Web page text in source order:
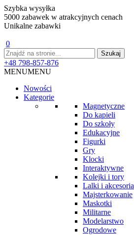
Szybka wysyłka
5000 zabawek w atrakcyjnych cenach
Unikalne zabawki
0
+48 798-857-876
MENUMENU
Nowości
Kategorie
Magnetyczne
Do kąpieli
Do szkoły
Edukacyjne
Figurki
Gry
Klocki
Interaktywne
Kolejki i tory
Lalki i akcesoria
Majsterkowanie
Maskotki
Militarne
Modelarstwo
Ogrodowe